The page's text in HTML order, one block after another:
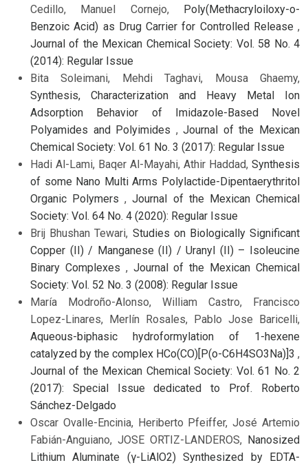
Cedillo, Manuel Cornejo,
Poly(Methacryloiloxy-o-
Benzoic Acid) as Drug Carrier for Controlled Release ,
Journal of the Mexican Chemical Society: Vol. 58 No. 4
(2014): Regular Issue
Bita Soleimani, Mehdi Taghavi, Mousa Ghaemy,
Synthesis, Characterization and Heavy Metal Ion
Adsorption Behavior of Imidazole-Based Novel
Polyamides and Polyimides ,Journal of the Mexican
Chemical Society: Vol. 61 No. 3 (2017): Regular Issue
Hadi Al-Lami, Baqer Al-Mayahi, Athir Haddad, Synthesis
of some Nano Multi Arms Polylactide-Dipentaerythritol
Organic Polymers,Journal of the Mexican Chemical
Society: Vol. 64 No. 4 (2020): Regular Issue
Brij Bhushan Tewari, Studies on Biologically Significant
Copper (II) / Manganese (II) / Uranyl (II) – Isoleucine
Binary Complexes , Journal of the Mexican Chemical
Society: Vol. 52 No. 3 (2008): Regular Issue
María Modroño-Alonso, William Castro, Francisco
Lopez-Linares, Merlín Rosales, Pablo Jose Baricelli,
Aqueous-biphasic hydroformylation of 1-hexene
catalyzed by the complex HCo(CO)[P(o-C6H4SO3Na)]3 ,
Journal of the Mexican Chemical Society: Vol. 61 No. 2
(2017): Special Issue dedicated to Prof. Roberto
Sánchez-Delgado
Oscar Ovalle-Encinia, Heriberto Pfeiffer, José Artemio
Fabián-Anguiano, JOSE ORTIZ-LANDEROS, Nanosized
Lithium Aluminate (γ-LiAlO2) Synthesized by EDTA-